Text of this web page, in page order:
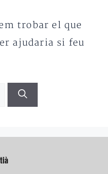
trobar el que
ajudaria si feu